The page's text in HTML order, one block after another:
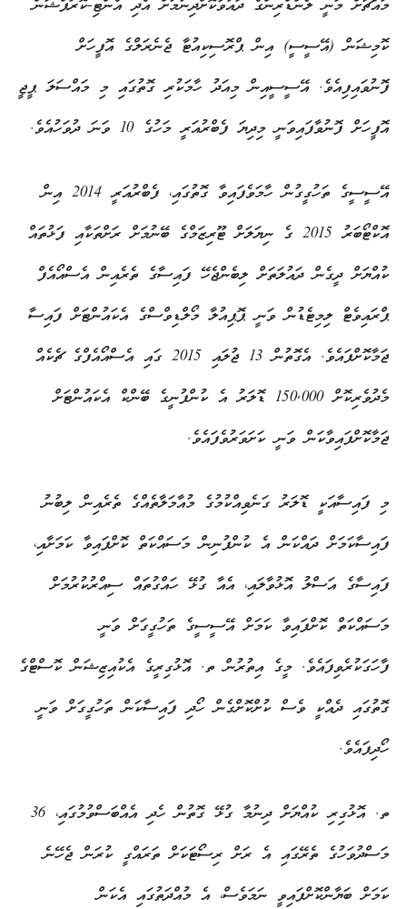
މައްޗަށް މަނީ ލޯންޑްރިންގެ ދައުވާކޮށްދިނުމަށް އެދި އެންޓި-ކޮރަޕްޝަން
ކޮމިޝަން (އޭސީސީ) އިން ޕްރޮސިކިއުޓާ ޖެނެރަލްގެ އޮފީހަށް
ފޮނުވައިފިއެވެ. އޭސީސީއިން މިއަދު ހާމަކުރި ގޮތުގައި މި މައްސަލަ ޕީޖީ
އޮފީހަށް ފޮނުވާފައިވަނީ މިދިޔަ ފެބްރުއަރީ މަހުގެ 10 ވަނަ ދުވަހުއެވެ.
އޭސީސީގެ ތަހުގީގުން ހާމަވެފައިވާ ގޮތުގައި، ފެބްރުއަރީ 2014 އިން
އޮކްޓޯބަރު 2015 ގެ ނިޔަލަށް ޓޫރިޒަމްގެ ބޭނުމަށް ރަށްތަކާއި ފަޅުތައް
ކުއްޔަށް ދީގެން ދައުލަތަށް ލިބެންޖެހޭ ފައިސާގެ ތެރެއިން އެސްއޯއެފް
ޕްރައިވެޓް ލިމިޓެޑުން ވަނީ ޕޮޕިއުލާ މޯލްޑިވްސްގެ އެކައުންޓަށް ފައިސާ
ޖަމާކޮށްފައެވެ. އެގޮތުން 13 ޖުލައި 2015 ގައި އެސްއޯއެފްގެ ޗެކެއް
މެދުވެރިކޮށް 150,000 ޑޮލަރު އެ ކުންފުނީގެ ބޭންކް އެކައުންޓަށް
ޖަމާކޮށްފައިވާކަން ވަނީ ކަށަވަރުވެފައެވެ.
މި ފައިސާއަކީ ޑޮލަރު ގަނެވިއްކުމުގެ މުއާމަލާތެއްގެ ތެރެއިން ލިބުނު
ފައިސާކަމަށް ދައްކަން އެ ކުންފުނިން މަސައްކަތް ކޮށްފައިވާ ކަމަށާއި،
ފައިސާގެ އަސްލު އޮޅުވާލައި، އެއާ ގުޅޭ ހައްގުތައް ސިއްރުކުރުމަށް
މަސައްކަތް ކޮށްފައިވާ ކަމަށް އޭސީސީގެ ތަހުގީގަށް ވަނީ
ފާހަގަކުރެވިފައެވެ. މީގެ އިތުރުން ތ. އޮޅުގިރީގެ އެކުއިޒިޝަން ކޮސްޓްގެ
ގޮތުގައި ދެއްކީ ވެސް ކުށްކޮށްގެން ހޯދި ފައިސާކަން ތަހުގީގަށް ވަނީ
ހޯދިފައެވެ.
ތ. އޮޅުގިރި ކުއްޔަށް ދިނުމާ ގުޅޭ ގޮތުން ހެދި އެއްބަސްވުމުގައި، 36
މަސްދުވަހުގެ ތެރޭގައި އެ ރަށް ރިސޯޓަކަށް ތަރައްގީ ކުރަން ޖެހޭނެ
ކަމަށް ބަޔާންކޮށްފައިވީ ނަމަވެސް، އެ މުއްދަތުގައި އެކަން